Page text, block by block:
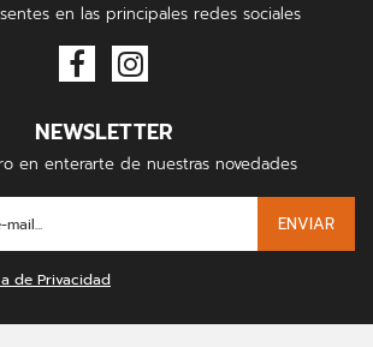
en las principales redes sociales
NEWSLETTER
en enterarte de nuestras novedades
ENVIAR
de Privacidad